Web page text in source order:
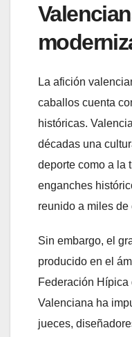
La afición
caballos cuenta
históricas.
décadas una
deporte como a la
enganches
reunido a miles de
Sin embargo, el
producido en el
Federación Hípica
Valenciana ha
jueces,